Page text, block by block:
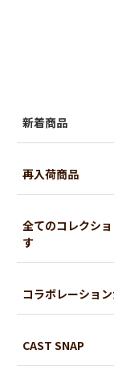
新着商品
再入荷商品
全てのコレクシ
す
コラボレーショ
CAST SNAP